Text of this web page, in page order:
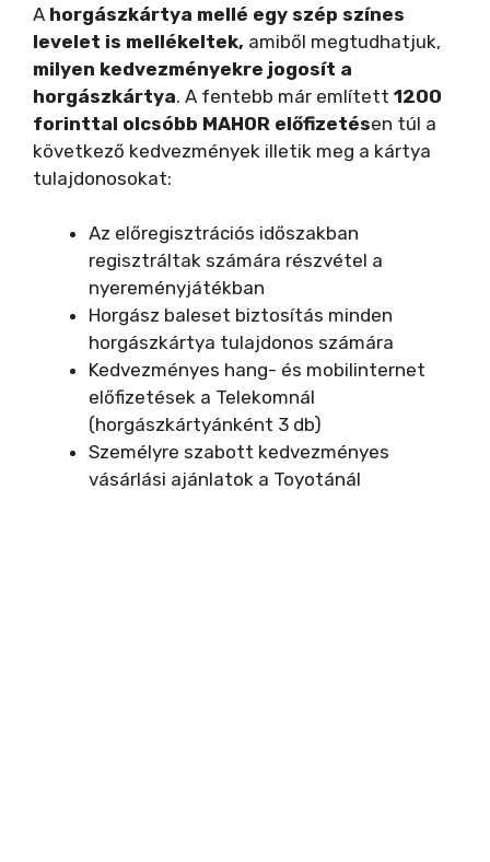
A horgászkártya mellé egy szép színes
levelet is mellékeltek, amiből megtudhatjuk,
milyen kedvezményekre jogosít a
horgászkártya. A fentebb már említett 1200
forinttal olcsóbb MAHOR előfizetésen túl a
következő kedvezmények illetik meg a kártya
tulajdonosokat:
Az előregisztrációs időszakban
regisztráltak számára részvétel a
nyereményjátékban
Horgász baleset biztosítás minden
horgászkártya tulajdonos számára
Kedvezményes hang- és mobilinternet
előfizetések a Telekomnál
(horgászkártyánként 3 db)
Személyre szabott kedvezményes
vásárlási ajánlatok a Toyotánál